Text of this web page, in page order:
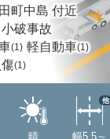
町中島 付近
破事故
(1) 軽自動車(1)
(1)
晴
幅5.5～
他